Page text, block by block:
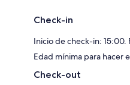
Check-in
Inicio de check-in:
Edad mínima para hacer
Check-out